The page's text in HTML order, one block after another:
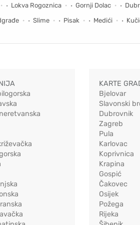
Lokva Rogoznica Gornji Dolac
Slime Pisak Medići
KARTE
Bjelovar
Slavonski
Dubrovnik
Zagreb
Pula
Karlovac
Koprivnica
Krapina
Gospić
Čakovec
Osijek
Požega
Rijeka